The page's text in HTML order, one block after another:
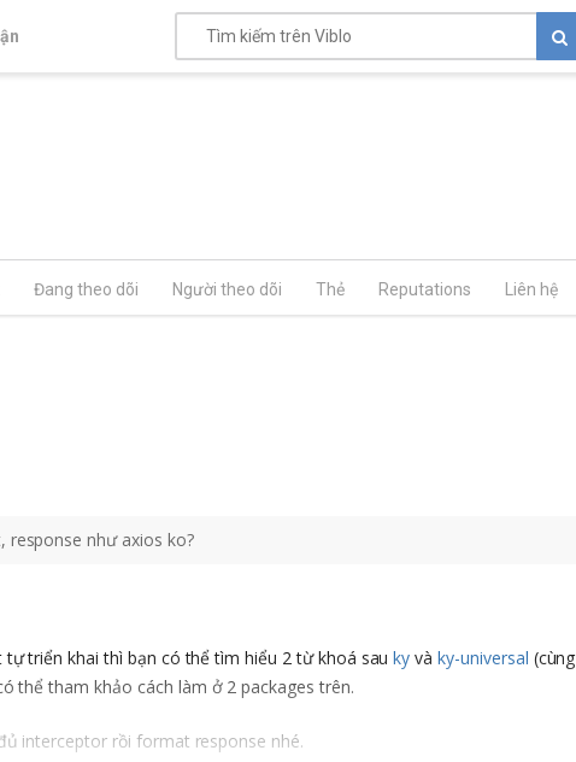
Đang theo dõi Người theo dõi Thẻ Reputations Liên hệ
như axios ko?
triển khai thì bạn có thể tìm hiểu 2 từ khoá sauky vàky-universal (cùng
thể tham khảo cách làm ở 2 packages trên.
interceptor rồi format response nhé.